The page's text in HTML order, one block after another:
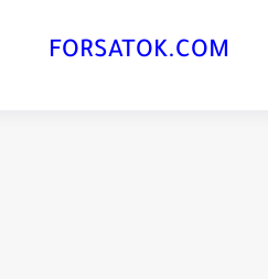
FORSATOK.COM